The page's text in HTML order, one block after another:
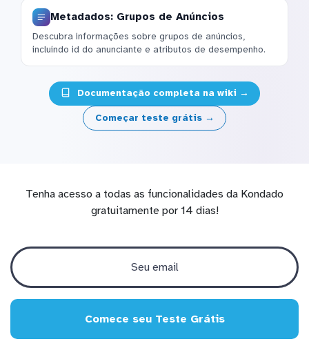
Metadados: Grupos de Anúncios
Descubra informações sobre grupos de anúncios,
incluindo id do anunciante e atributos de desempenho.
Documentação completa na wiki →
Começar teste grátis →
Tenha acesso a todas as funcionalidades da Kondado
gratuitamente por 14 dias!
Comece seu Teste Grátis